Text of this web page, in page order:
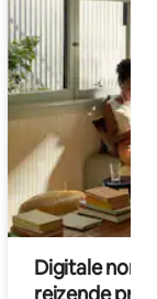
Digitale